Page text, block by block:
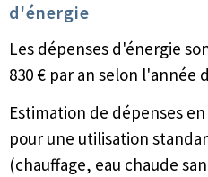
d'énergie
Les dépenses d'énergie
830 € par an selon l'année
Estimation de dépenses
pour une utilisation
(chauffage, eau chaude